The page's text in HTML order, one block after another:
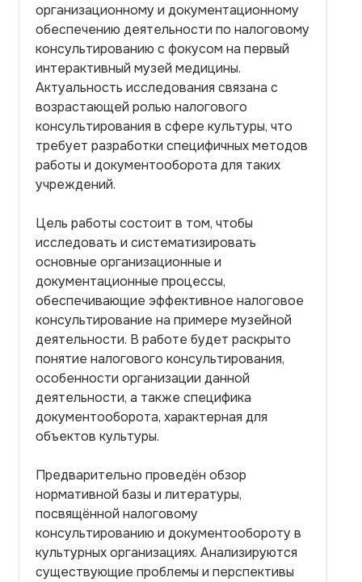
организационному и документационному
обеспечению деятельности по налоговому
консультированию с фокусом на первый
интерактивный музей медицины.
Актуальность исследования связана с
возрастающей ролью налогового
консультирования в сфере культуры, что
требует разработки специфичных методов
работы и документооборота для таких
учреждений.
Цель работы состоит в том, чтобы
исследовать и систематизировать
основные организационные и
документационные процессы,
обеспечивающие эффективное налоговое
консультирование на примере музейной
деятельности. В работе будет раскрыто
понятие налогового консультирования,
особенности организации данной
деятельности, а также специфика
документооборота, характерная для
объектов культуры.
Предварительно проведён обзор
нормативной базы и литературы,
посвящённой налоговому
консультированию и документообороту в
культурных организациях. Анализируются
существующие проблемы и перспективы